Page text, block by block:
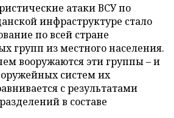
атаки ВСУ по
инфраструктуре стало
по всей стране
групп из местного населения.
вооружаются эти группы – и
систем их
с результатами
в составе